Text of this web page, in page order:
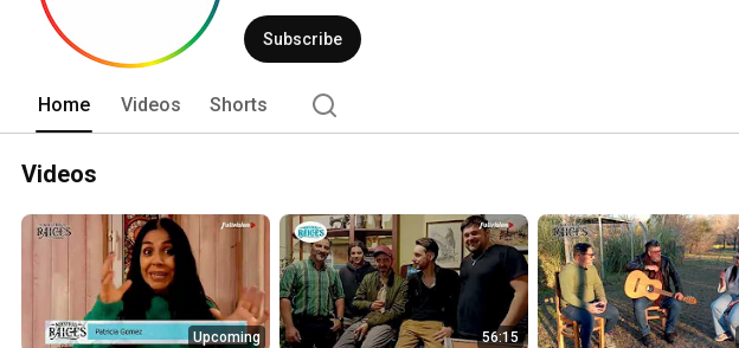
Subscribe
Home Videos Shorts
Videos
Upcoming 56:15